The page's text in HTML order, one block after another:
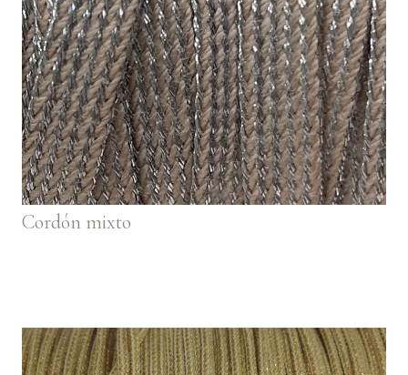
Cordón mixto